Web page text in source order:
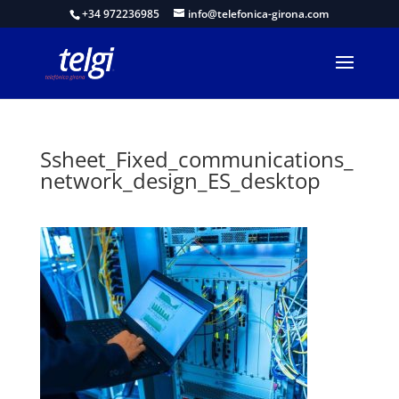
+34 972236985 info@telefonica-girona.com
Ssheet_Fixed_communications_
network_design_ES_desktop